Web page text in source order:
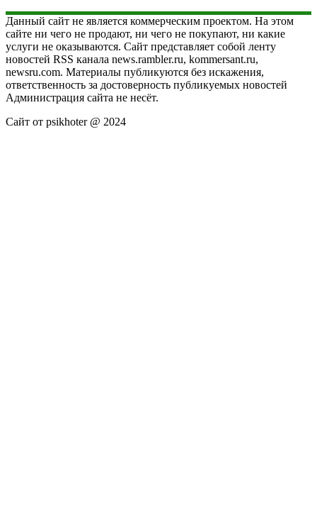
Данный сайт не является коммерческим проектом. На этом
сайте ни чего не продают, ни чего не покупают, ни какие
услуги не оказываются. Сайт представляет собой ленту
новостей RSS канала news.rambler.ru, kommersant.ru,
newsru.com. Материалы публикуются без искажения,
ответственность за достоверность публикуемых новостей
Администрация сайта не несёт.
Сайт от psikhoter @ 2024